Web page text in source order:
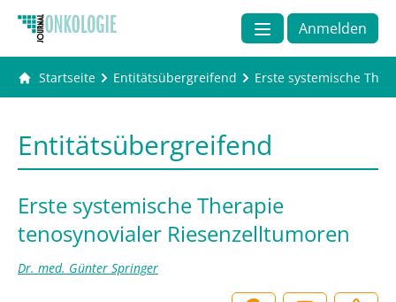
Anmelden
Startseite Entitätsübergreifend Erste systemische
Entitätsübergreifend
Erste systemische Therapie
tenosynovialer Riesenzelltumoren
Dr. med. Günter Springer